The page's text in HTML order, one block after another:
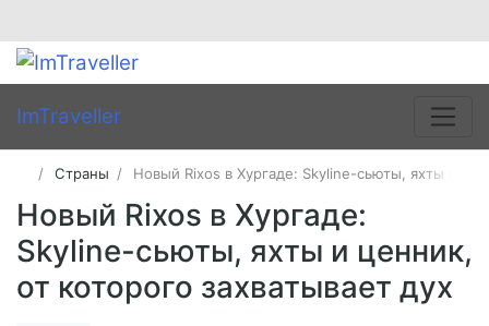
ImTraveller
Страны Новый Rixos в Хургаде: Skyline-сьюты, яхты и
Новый Rixos в Хургаде:
Skyline-сьюты, яхты и ценник,
от которого захватывает дух